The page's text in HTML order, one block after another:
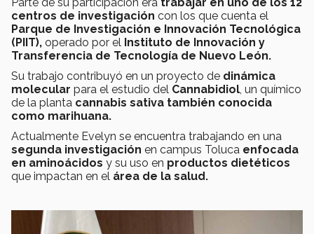
centros de investigación con los que cuenta el
Parque de Investigación e Innovación Tecnológica
(PIIT), operado por el Instituto de Innovación y
Transferencia de Tecnología de Nuevo León.
Su trabajo contribuyó en un proyecto de dinámica
molecular para el estudio del Cannabidiol , un químico
de la planta cannabis sativa también conocida
como marihuana.
Actualmente Evelyn se encuentra trabajando en una
segunda investigación en campus Toluca enfocada
en aminoácidos y su uso en productos dietéticos
que impactan en el área de la salud.